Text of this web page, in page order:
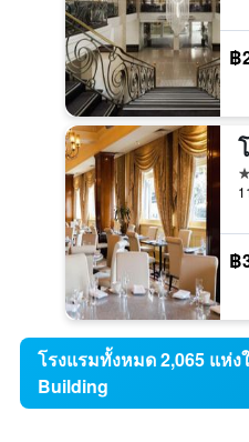
฿
฿
โรงแรมทั้งหมด 2,065 แห่
Building